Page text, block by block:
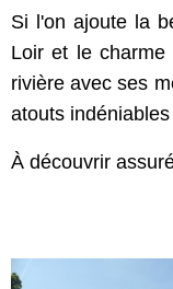
Si l'on ajoute la
Loir et le
rivière avec ses
atouts
À découvrir